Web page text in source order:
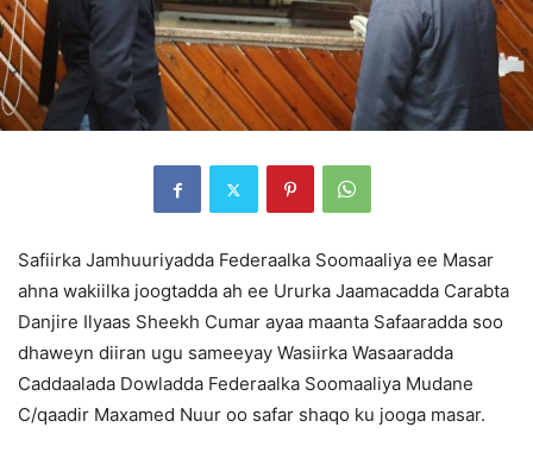
Safiirka Jamhuuriyadda Federaalka Soomaaliya ee Masar
ahna wakiilka joogtadda ah ee Ururka Jaamacadda Carabta
Danjire Ilyaas Sheekh Cumar ayaa maanta Safaaradda soo
dhaweyn diiran ugu sameeyay Wasiirka Wasaaradda
Caddaalada Dowladda Federaalka Soomaaliya Mudane
C/qaadir Maxamed Nuur oo safar shaqo ku jooga masar.